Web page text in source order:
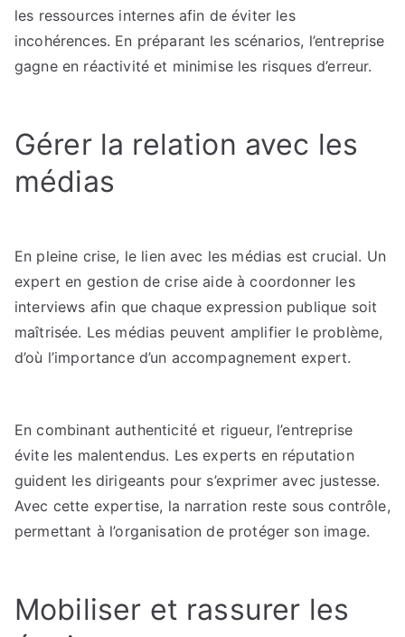
les ressources internes afin de éviter les
incohérences. En préparant les scénarios, l’entreprise
gagne en réactivité et minimise les risques d’erreur.
Gérer la relation avec les
médias
En pleine crise, le lien avec les médias est crucial. Un
expert en gestion de crise aide à coordonner les
interviews afin que chaque expression publique soit
maîtrisée. Les médias peuvent amplifier le problème,
d’où l’importance d’un accompagnement expert.
En combinant authenticité et rigueur, l’entreprise
évite les malentendus. Les experts en réputation
guident les dirigeants pour s’exprimer avec justesse.
Avec cette expertise, la narration reste sous contrôle,
permettant à l’organisation de protéger son image.
Mobiliser et rassurer les